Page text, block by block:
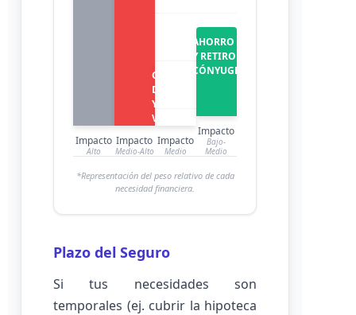
Impacto
Alto
Impacto
Medio-Alto
GASTOS
DIARIOS
Y
VIVIENDA
Impacto
Medio
AHORRO
Y RETIRO
CÓNYUGE
Impacto
Bajo-
Medio
*Representación del peso relativo de cada
necesidad financiera.
Plazo del Seguro
Si tus necesidades son
temporales (ej. cubrir la hipoteca